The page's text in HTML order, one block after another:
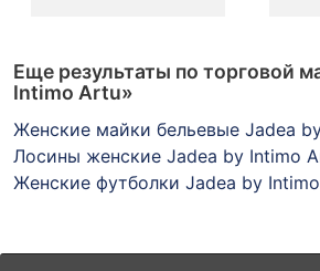
Еще результаты по торговой
Intimo Artu»
Женские майки бельевые Jadea
Лосины женские Jadea by Intimo
Женские футболки Jadea by